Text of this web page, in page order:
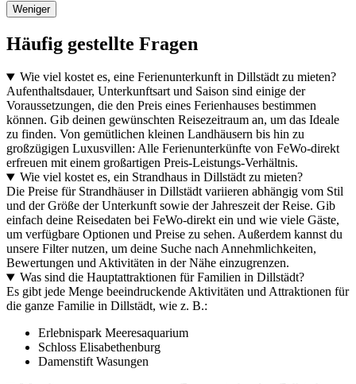
Weniger
Häufig gestellte Fragen
Wie viel kostet es, eine Ferienunterkunft in Dillstädt zu mieten?
Aufenthaltsdauer, Unterkunftsart und Saison sind einige der
Voraussetzungen, die den Preis eines Ferienhauses bestimmen
können. Gib deinen gewünschten Reisezeitraum an, um das Ideale
zu finden. Von gemütlichen kleinen Landhäusern bis hin zu
großzügigen Luxusvillen: Alle Ferienunterkünfte von FeWo-direkt
erfreuen mit einem großartigen Preis-Leistungs-Verhältnis.
Wie viel kostet es, ein Strandhaus in Dillstädt zu mieten?
Die Preise für Strandhäuser in Dillstädt variieren abhängig vom Stil
und der Größe der Unterkunft sowie der Jahreszeit der Reise. Gib
einfach deine Reisedaten bei FeWo-direkt ein und wie viele Gäste,
um verfügbare Optionen und Preise zu sehen. Außerdem kannst du
unsere Filter nutzen, um deine Suche nach Annehmlichkeiten,
Bewertungen und Aktivitäten in der Nähe einzugrenzen.
Was sind die Hauptattraktionen für Familien in Dillstädt?
Es gibt jede Menge beeindruckende Aktivitäten und Attraktionen für
die ganze Familie in Dillstädt, wie z. B.:
Erlebnispark Meeresaquarium
Schloss Elisabethenburg
Damenstift Wasungen